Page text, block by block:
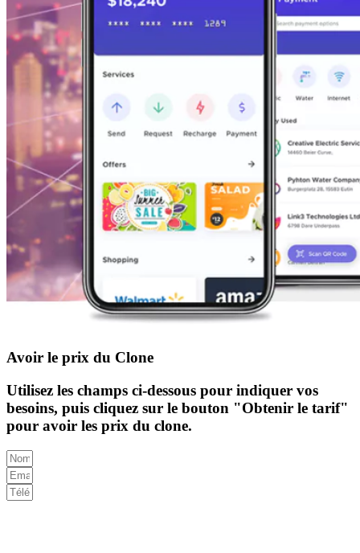
Avoir le prix du Clone
Utilisez les champs ci-dessous pour indiquer vos
besoins, puis cliquez sur le bouton "Obtenir le tarif"
pour avoir les prix du clone.